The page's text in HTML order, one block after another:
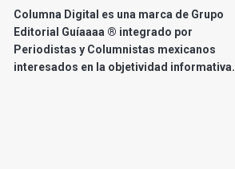
Columna Digital es una marca de Grupo
Editorial Guíaaaa ® integrado por
Periodistas y Columnistas mexicanos
interesados en la objetividad informativa.